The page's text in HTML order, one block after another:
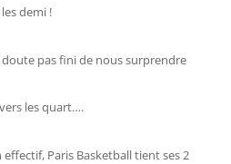
demi !
doute pas fini de nous surprendre
les quart….
Paris Basketball tient ses 2